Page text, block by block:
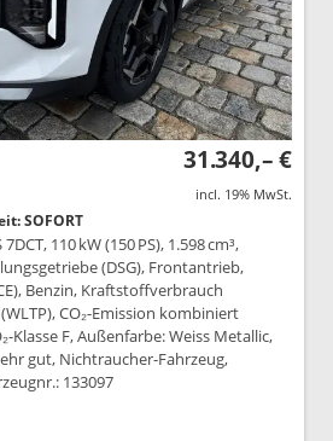
31.340,– €
incl. 19% MwSt.
SOFORT
110 kW (150 PS), 1.598 cm³,
(DSG), Frontantrieb,
Benzin, Kraftstoffverbrauch
CO₂-Emission kombiniert
Klasse F, Außenfarbe: Weiss Metallic,
gut, Nichtraucher-Fahrzeug,
133097
drucken